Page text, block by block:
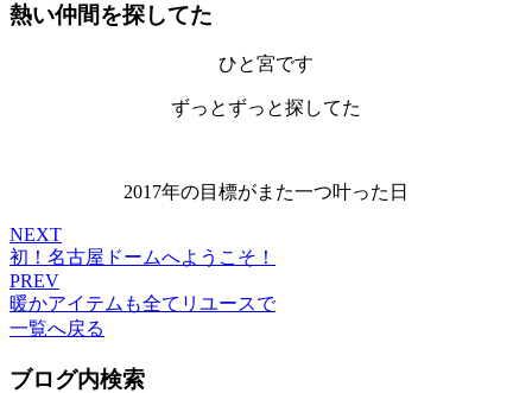
熱い仲間を探してた
ひと宮です
ずっとずっと探してた
2017年の目標がまた一つ叶った日
NEXT
初！名古屋ドームへようこそ！
PREV
暖かアイテムも全てリユースで
一覧へ戻る
ブログ内検索